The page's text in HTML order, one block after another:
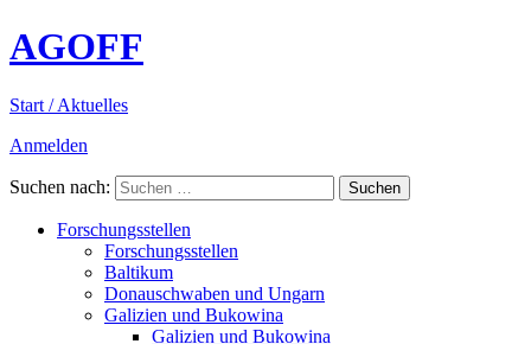
AGOFF
Start / Aktuelles
Anmelden
Suchen nach:
Forschungsstellen
Forschungsstellen
Baltikum
Donauschwaben und Ungarn
Galizien und Bukowina
Galizien und Bukowina